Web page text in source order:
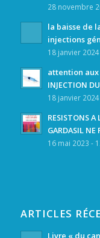
28 novembre
la baisse de
injections
18 janvier
attention aux
INJECTION
18 janvier
RESISTONS A
GARDASIL NE
16 mai 2023 -
ARTICLES
Livre « du